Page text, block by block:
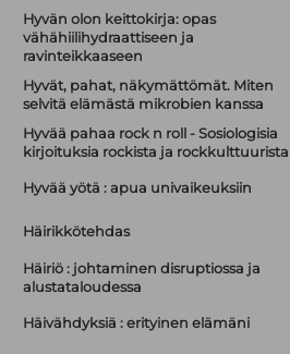
Hyvän olon keittokirja: opas
vähähiilihydraattiseen ja
ravinteikkaaseen
Hyvät, pahat, näkymättömät. Miten
selvitä elämästä mikrobien kanssa
Hyvää pahaa rock n roll - Sosiologisia
kirjoituksia rockista ja rockkulttuurista
Hyvää yötä : apua univaikeuksiin
Häirikkötehdas
Häiriö : johtaminen disruptiossa ja
alustataloudessa
Häivähdyksiä : erityinen elämäni